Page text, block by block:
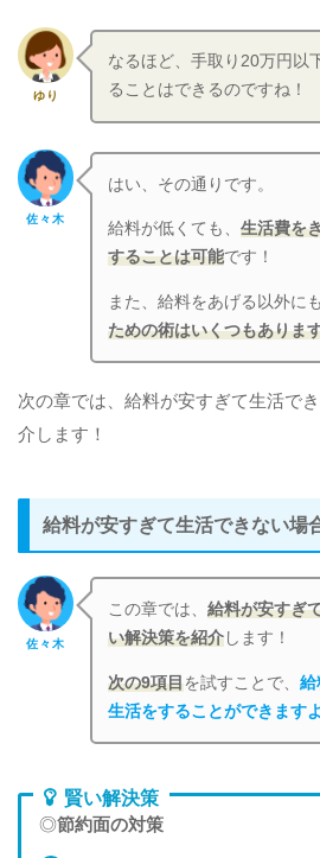
ゆり
なるほど、手取り20万円以
ることはできるのですね！
佐々木
はい、その通りです。
給料が低くても、生活費を
することは可能です！
また、給料をあげる以外に
ための術はいくつもありま
次の章では、給料が安すぎて生活で
介します！
給料が安すぎて生活できない場
佐々木
この章では、給料が安すぎ
い解決策を紹介 します！
次の9項目を試すことで、給
生活をすることができます
賢い解決策
◎節約面の対策